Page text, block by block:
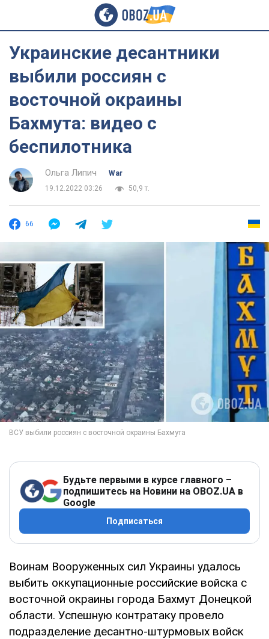
Украинские десантники
выбили россиян с
восточной окраины
Бахмута: видео с
беспилотника
Ольга Липич
War
19.12.2022 03:26
50,9 т.
66
Будьте первыми в курсе главного –
подпишитесь на Новини на OBOZ.UA в
Google
Подписаться
Воинам Вооруженных сил Украины удалось
выбить оккупационные российские войска с
восточной окраины города Бахмут Донецкой
области. Успешную контратаку провело
подразделение десантно-штурмовых войск